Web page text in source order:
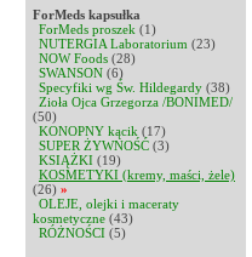
ForMeds kapsułka
ForMeds proszek (1)
NUTERGIA Laboratorium (23)
NOW Foods (28)
SWANSON (6)
Specyfiki wg Św. Hildegardy (38)
Zioła Ojca Grzegorza /BONIMED/
(50)
KONOPNY kącik (17)
SUPER ŻYWNOŚĆ (3)
KSIĄŻKI (19)
KOSMETYKI (kremy, maści, żele)
(26) »
OLEJE, olejki i maceraty
kosmetyczne (43)
RÓŻNOŚCI (5)